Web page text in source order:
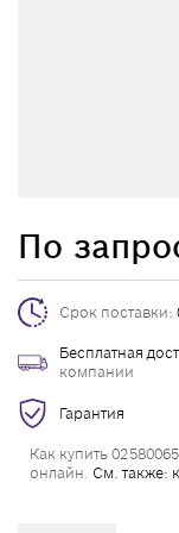
По
Срок поставки:
Бесплатная
компании
Гарантия
Как купить
онлайн. См. также: